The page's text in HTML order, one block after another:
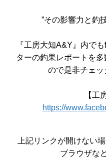
”その影響力と釣
『工房大知A&Y』内で
ターの釣果レポートを
ので是非チェッ
【工
https://
上記リンクが開けない
ブラウザな